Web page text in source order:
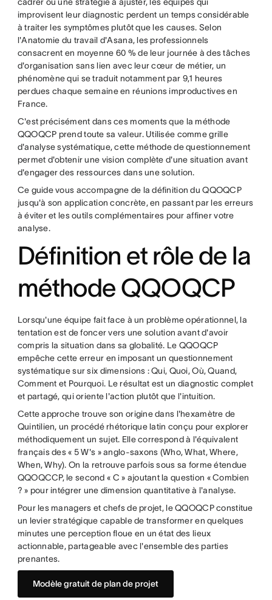
improvisent leur diagnostic perdent un temps considérable
à traiter les symptômes plutôt que les causes. Selon
l'Anatomie du travail d'Asana, les professionnels
consacrent en moyenne 60 % de leur journée à des tâches
d'organisation sans lien avec leur cœur de métier, un
phénomène qui se traduit notamment par 9,1 heures
perdues chaque semaine en réunions improductives en
France.
C'est précisément dans ces moments que la méthode
QQOQCP prend toute sa valeur. Utilisée comme grille
d'analyse systématique, cette méthode de questionnement
permet d'obtenir une vision complète d'une situation avant
d'engager des ressources dans une solution.
Ce guide vous accompagne de la définition du QQOQCP
jusqu'à son application concrète, en passant par les erreurs
à éviter et les outils complémentaires pour affiner votre
analyse.
Définition et rôle de la
méthode QQOQCP
Lorsqu'une équipe fait face à un problème opérationnel, la
tentation est de foncer vers une solution avant d'avoir
compris la situation dans sa globalité. Le QQOQCP
empêche cette erreur en imposant un questionnement
systématique sur six dimensions : Qui, Quoi, Où, Quand,
Comment et Pourquoi. Le résultat est un diagnostic complet
et partagé, qui oriente l'action plutôt que l'intuition.
Cette approche trouve son origine dans l'hexamètre de
Quintilien, un procédé rhétorique latin conçu pour explorer
méthodiquement un sujet. Elle correspond à l'équivalent
français des « 5 W's » anglo-saxons (Who, What, Where,
When, Why). On la retrouve parfois sous sa forme étendue
QQOQCCP, le second « C » ajoutant la question « Combien
? » pour intégrer une dimension quantitative à l'analyse.
Pour les managers et chefs de projet, le QQOQCP constitue
un levier stratégique capable de transformer en quelques
minutes une perception floue en un état des lieux
actionnable, partageable avec l'ensemble des parties
prenantes.
Modèle gratuit de plan de projet